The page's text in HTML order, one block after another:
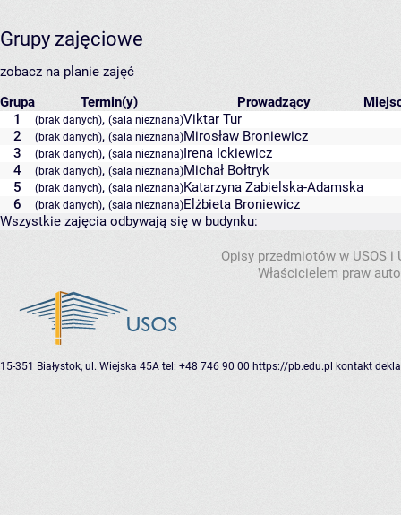
Grupy zajęciowe
zobacz na planie zajęć
Grupa
Termin(y) Prowadzący
1
(brak danych), (sala nieznana)Viktar Tur
2
(brak danych), (sala nieznana)Mirosław Broniewicz
3
(brak danych), (sala nieznana)Irena Ickiewicz
4
(brak danych), (sala nieznana)Michał Bołtryk
5
(brak danych), (sala nieznana)Katarzyna Zabielska-Adamska
6
(brak danych), (sala nieznana)Elżbieta Broniewicz
Wszystkie zajęcia odbywają się w budynku:
Opisy przedmiotów w USOS
Właścicielem praw
15-351 Białystok, ul. Wiejska 45A tel: +48 746 90 00 https://pb.edu.pl kontakt